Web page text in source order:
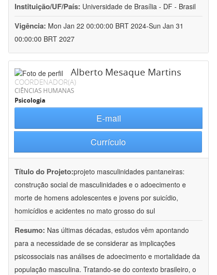
Instituição/UF/País: Universidade de Brasília - DF - Brasil
Vigência: Mon Jan 22 00:00:00 BRT 2024-Sun Jan 31
00:00:00 BRT 2027
Alberto Mesaque Martins
COORDENADOR(A)
CIÊNCIAS HUMANAS
Psicologia
E-mail
Currículo
Título do Projeto:projeto masculinidades pantaneiras:
construção social de masculinidades e o adoecimento e
morte de homens adolescentes e jovens por suicídio,
homicídios e acidentes no mato grosso do sul
Resumo: Nas últimas décadas, estudos vêm apontando
para a necessidade de se considerar as implicações
psicossociais nas análises de adoecimento e mortalidade da
população masculina. Tratando-se do contexto brasileiro, o